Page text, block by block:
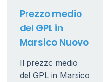
Prezzo medio
del GPL in
Marsico Nuovo
Il prezzo medio
del GPL in Marsico